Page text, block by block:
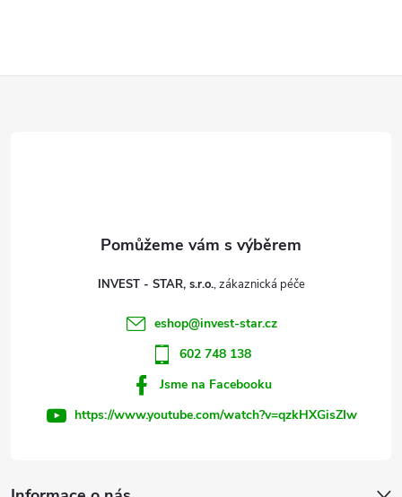
INVEST - STAR, s.r.o.
eshop@invest-star.cz
602 748 138
Jsme na Facebooku
https://www.youtube.com/watch?v=qzkHXGisZIw